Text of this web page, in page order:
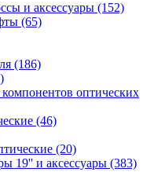
и аксессуары (152)
(65)
(186)
оптических
(46)
(20)
19'' и аксессуары (383)